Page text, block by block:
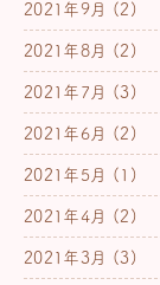
2021年9月 (2)
2021年8月 (2)
2021年7月 (3)
2021年6月 (2)
2021年5月 (1)
2021年4月 (2)
2021年3月 (3)